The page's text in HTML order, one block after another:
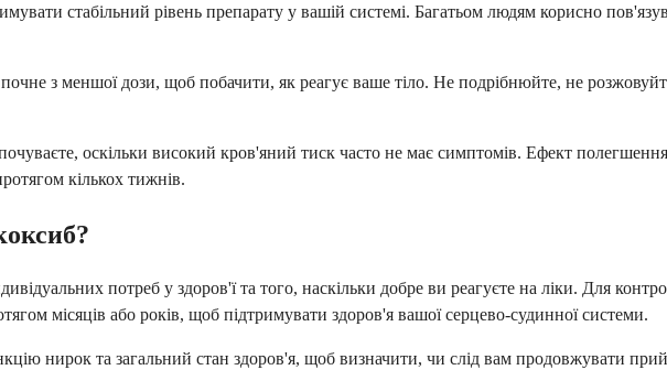
стабільний рівень препарату у вашій системі. Багатьом людям корисно
з меншої дози, щоб побачити, як реагує ваше тіло. Не подрібнюйте, не
оскільки високий кров'яний тиск часто не має симптомів. Ефект
кількох тижнів.
потреб у здоров'ї та того, наскільки добре ви реагуєте на ліки. Для
місяців або років, щоб підтримувати здоров'я вашої серцево-судинної системи.
нирок та загальний стан здоров'я, щоб визначити, чи слід вам продовжувати